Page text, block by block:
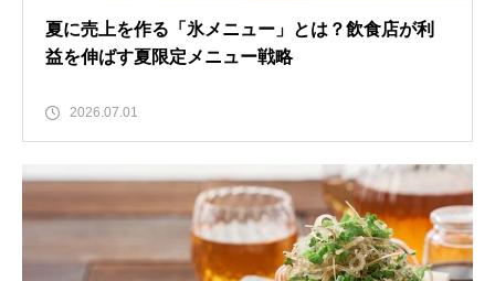
夏に売上を作る「氷メニュー」とは？飲食店が利
益を伸ばす夏限定メニュー戦略
2026.07.01